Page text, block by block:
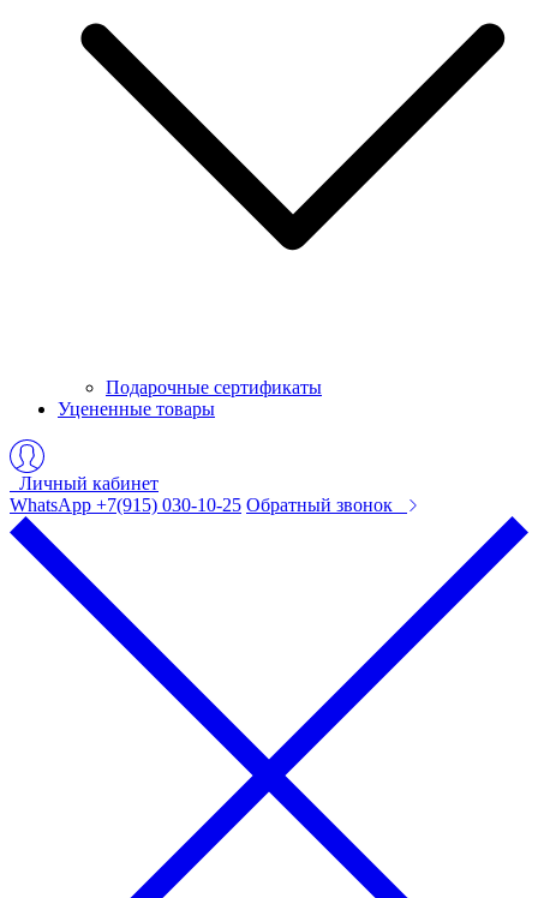
Подарочные сертификаты
Уцененные товары
Личный кабинет
WhatsApp +7(915) 030-10-25 Обратный звонок